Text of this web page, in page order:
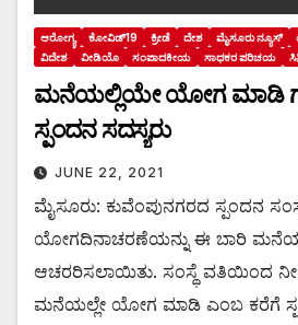
ಆರೋಗ್ಯ ಕೋವಿಡ್19 ಕ್ರೀಡೆ ದೇಶ ಮೈಸೂರು ನ್ಯೂಸ್
ವಿದೇಶ
ವೀಡಿಯೊ ಸಂಪಾದಕೀಯ ಸಾಧಕರ ಪರಿಚಯ
ಮನೆಯಲ್ಲಿಯೇ ಯೋಗ ಮಾಡಿ
ಸ್ಪಂದನ ಸದಸ್ಯರು
JUNE 22, 2021
ಮೈಸೂರು: ಕುವೆಂಪುನಗರದ ಸ್ಪಂದನ
ಯೋಗದಿನಾಚರಣೆಯನ್ನು ಈ ಬಾರಿ
ಆಚರರಿಸಲಾಯಿತು. ಸಂಸ್ಥೆ ವತಿಯಿಂದ
ಮನೆಯಲ್ಲೇ ಯೋಗ ಮಾಡಿ ಎಂಬ ಕರೆಗೆ